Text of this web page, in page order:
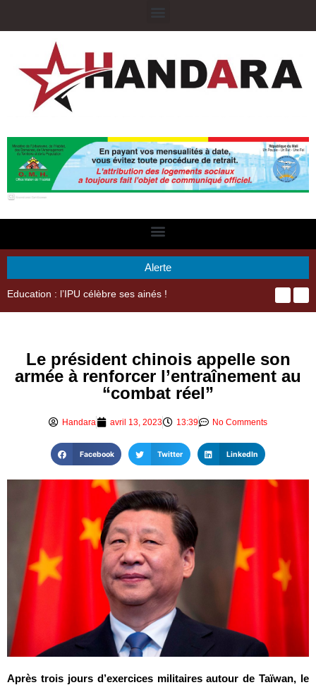
Alerte
Le président chinois appelle son
armée à renforcer l’entraînement au
“combat réel”
Handara avril 13, 2023 13:39 No Comments
Facebook Twitter LinkedIn
Après trois jours d’exercices militaires autour de Taïwan, le